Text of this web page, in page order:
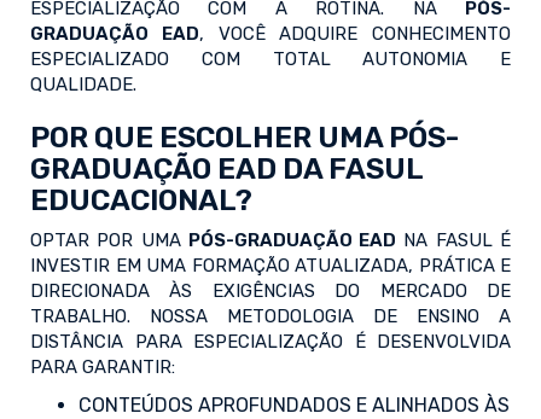
ESPECIALIZAÇÃO COM A ROTINA. NA PÓS-
GRADUAÇÃO EAD, VOCÊ ADQUIRE CONHECIMENTO
ESPECIALIZADO COM TOTAL AUTONOMIA E
QUALIDADE.
POR QUE ESCOLHER UMA PÓS-
GRADUAÇÃO EAD DA FASUL
EDUCACIONAL?
OPTAR POR UMA PÓS-GRADUAÇÃO EAD NA FASUL É
INVESTIR EM UMA FORMAÇÃO ATUALIZADA, PRÁTICA E
DIRECIONADA ÀS EXIGÊNCIAS DO MERCADO DE
TRABALHO. NOSSA METODOLOGIA DE ENSINO A
DISTÂNCIA PARA ESPECIALIZAÇÃO É DESENVOLVIDA
PARA GARANTIR:
CONTEÚDOS APROFUNDADOS E ALINHADOS ÀS